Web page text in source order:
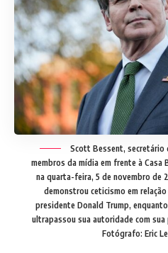
Scott Bessent, secretário
membros da mídia em frente à Casa
na quarta-feira, 5 de novembro de
demonstrou ceticismo em
presidente Donald Trump,
ultrapassou sua autoridade com
Fotógrafo: Eric